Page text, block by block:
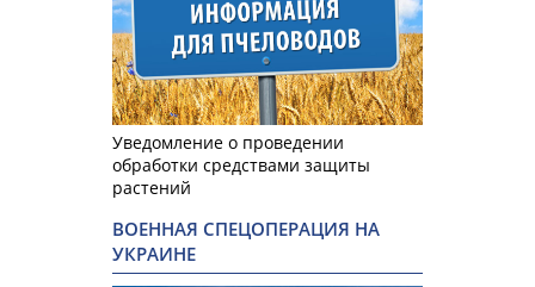
Уведомление о проведении
обработки средствами защиты
растений
ВОЕННАЯ СПЕЦОПЕРАЦИЯ НА
УКРАИНЕ